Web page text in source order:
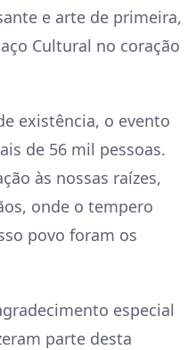
e arte de primeira,
Cultural no coração
existência, o evento
de 56 mil pessoas.
às nossas raízes,
onde o tempero
povo foram os
especial
parte desta